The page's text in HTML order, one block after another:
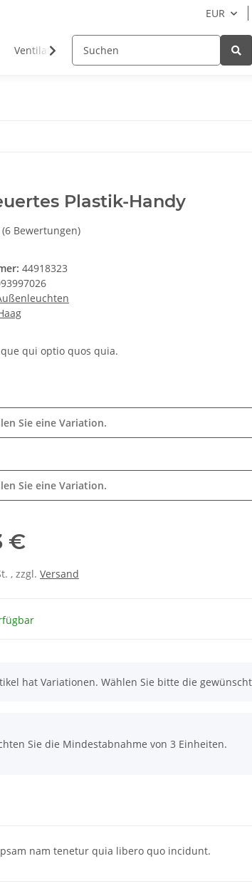
EUR
Ventilatoren Hersteller
Plastik-Handy
(6 Bewertungen)
44918323
qui optio quos quia.
Sie eine Variation.
Sie eine Variation.
€
, zzgl. Versand
hat Variationen. Wählen Sie bitte die
Sie die Mindestabnahme von 3 Einheiten.
nam tenetur quia libero quo incidunt.